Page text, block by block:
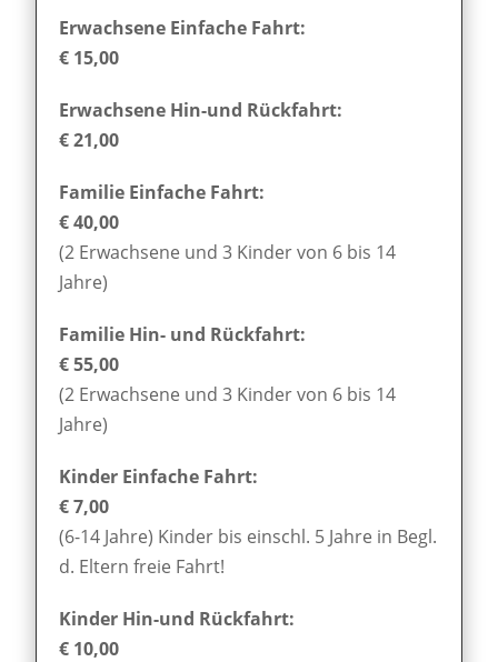
Erwachsene Einfache Fahrt:
€ 15,00
Erwachsene Hin-und Rückfahrt:
€ 21,00
Familie Einfache Fahrt:
€ 40,00
(2 Erwachsene und 3 Kinder von 6 bis 14
Jahre)
Familie Hin- und Rückfahrt:
€ 55,00
(2 Erwachsene und 3 Kinder von 6 bis 14
Jahre)
Kinder Einfache Fahrt:
€ 7,00
(6-14 Jahre) Kinder bis einschl. 5 Jahre in Begl.
d. Eltern freie Fahrt!
Kinder Hin-und Rückfahrt:
€ 10,00